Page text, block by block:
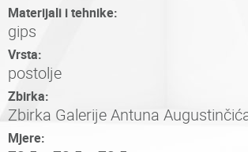
Materijali i tehnike:
gips
Vrsta:
postolje
Zbirka:
Zbirka Galerije Antuna
Mjere: